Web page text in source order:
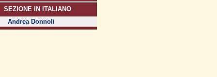
SEZIONE IN ITALIANO
Andrea Donnoli